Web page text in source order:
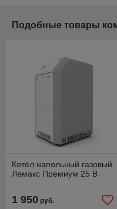
Подобные товары
Котёл напольный газовый
Лемакс Премиум 25 В
1 950 руб.